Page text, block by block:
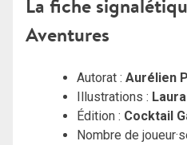
La fiche
Aventures
Autorat : Aurélien
Illustrations :
Édition : Cocktail
Nombre de